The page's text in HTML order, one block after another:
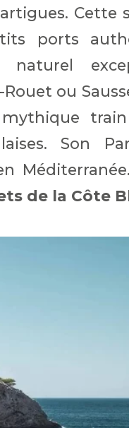
Cette
ports
ou
Son
de la Côte